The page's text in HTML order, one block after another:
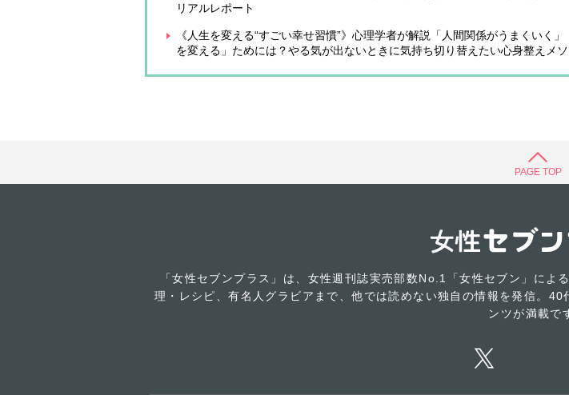
リアルレポート
《人生を変える“すごい幸せ習慣”》心理学者が解説「人間関係がうまくいく
を変える」ためには？やる気が出ないときに気持ち切り替えたい心身整えメ
PAGE TOP
「女性セブンプラス」は、女性週刊誌実売部数No.1「女性セブン」に
理・レシピ、有名人グラビアまで、他では読めない独自の情報を発信。
ンツが満載で